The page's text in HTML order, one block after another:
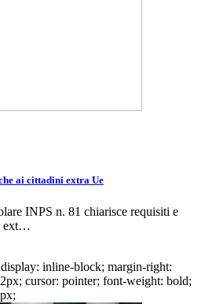
ai cittadini extra Ue
INPS n. 81 chiarisce requisiti e
ext…
inline-block; margin-right:
cursor: pointer; font-weight: bold;